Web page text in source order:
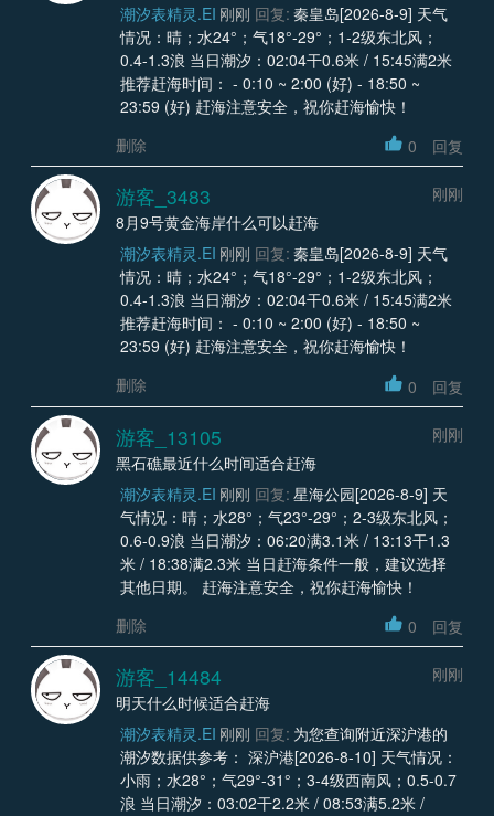
潮汐表精灵.EI 刚刚 回复: 秦皇岛[2026-8-9] 天气
情况：晴；水24°；气18°-29°；1-2级东北风；
0.4-1.3浪 当日潮汐：02:04干0.6米 / 15:45满2米
推荐赶海时间： - 0:10 ~ 2:00 (好) - 18:50 ~
23:59 (好) 赶海注意安全，祝你赶海愉快！
删除
0 回复
游客_3483
刚刚
8月9号黄金海岸什么可以赶海
潮汐表精灵.EI 刚刚 回复: 秦皇岛[2026-8-9] 天气
情况：晴；水24°；气18°-29°；1-2级东北风；
0.4-1.3浪 当日潮汐：02:04干0.6米 / 15:45满2米
推荐赶海时间： - 0:10 ~ 2:00 (好) - 18:50 ~
23:59 (好) 赶海注意安全，祝你赶海愉快！
删除
0 回复
游客_13105
刚刚
黑石礁最近什么时间适合赶海
潮汐表精灵.EI 刚刚 回复: 星海公园[2026-8-9] 天
气情况：晴；水28°；气23°-29°；2-3级东北风；
0.6-0.9浪 当日潮汐：06:20满3.1米 / 13:13干1.3
米 / 18:38满2.3米 当日赶海条件一般，建议选择
其他日期。 赶海注意安全，祝你赶海愉快！
删除
0 回复
游客_14484
刚刚
明天什么时候适合赶海
潮汐表精灵.EI 刚刚 回复: 为您查询附近深沪港的
潮汐数据供参考： 深沪港[2026-8-10] 天气情况：
小雨；水28°；气29°-31°；3-4级西南风；0.5-0.7
浪 当日潮汐：03:02干2.2米 / 08:53满5.2米 /